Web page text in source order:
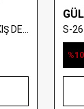
%10